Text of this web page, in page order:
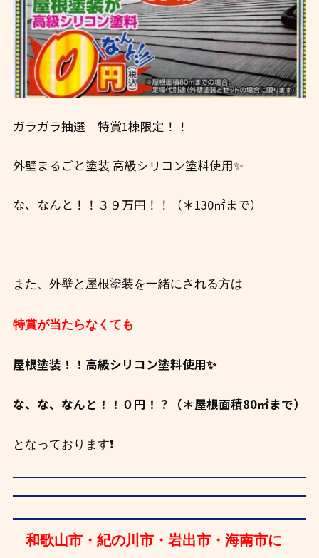
ガラガラ抽選 特賞1棟限定！！
外壁まるごと塗装 高級シリコン塗料使用✨
な、なんと！！３９万円！！（＊130㎡まで）
また、外壁と屋根塗装を一緒にされる方は
特賞が当たらなくても
屋根塗装！！高級シリコン塗料使用✨
な、な、なんと！！０円！？（＊屋根面積80㎡まで）
となっております❗
和歌山市・紀の川市・岩出市・海南市に